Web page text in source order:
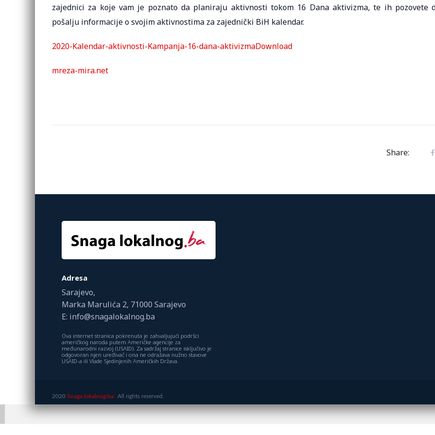
zajednici za koje vam je poznato da planiraju aktivnosti tokom 16 Dana aktivizma, te ih pozovete
pošalju informacije o svojim aktivnostima za zajednički BiH kalendar.
2020-Kalendar-aktivnosti-Kampanja-16-dana-aktivizmaDownload
mreza-mira.net
Share:
Adresa
Sarajevo,
Marka Marulića 2, 71000 Sarajevo
E: info@snagalokalnog.ba
Ova internet stranica pokrenuta je zahvaljujući podršci
američkog naroda putem Američke agencije za
međunarodni razvoj (USAID). Za sadržaj stranice isključivo je
odgovoran njen uređivač i ona ne odražava nužno stavove
USAID-a ili Vlade Sjedinjenih Američkih Država.
2020 Snaga lokalnog.ba. All rights reserved.